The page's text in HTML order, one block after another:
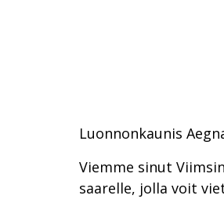
Luonnonkaunis
Viemme sinut
saarelle, jolla voit